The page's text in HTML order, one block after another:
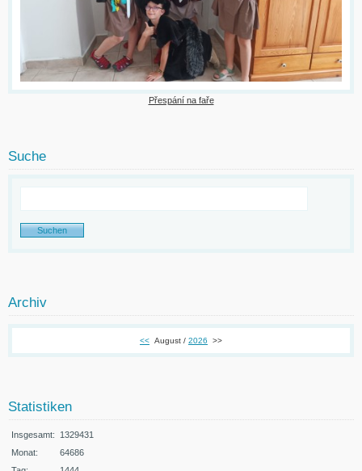
Přespání na faře
Suche
Archiv
<< August / 2026 >>
Statistiken
Insgesamt: 1329431
Monat:
64686